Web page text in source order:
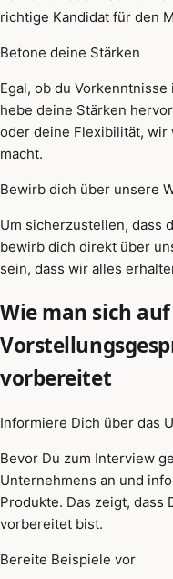
richtige Kandidat für den
Betone deine Stärken
Egal, ob du
hebe deine Stärken
oder deine Flexibilität, wir
macht.
Bewirb dich über unsere
Um sicherzustellen, dass
bewirb dich direkt über
sein, dass wir alles
Wie man sich
vorbereitet
Informiere Dich über das
Bevor Du zum Interview
Unternehmens an und
Produkte. Das zeigt, dass
vorbereitet bist.
Bereite Beispiele vor